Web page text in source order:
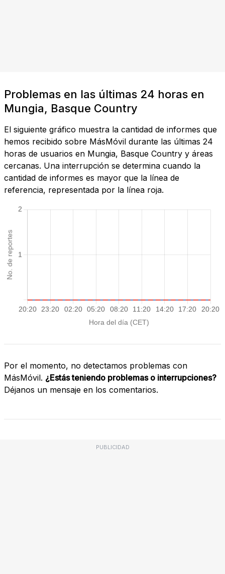
Problemas en las últimas 24 horas en
Mungia, Basque Country
El siguiente gráfico muestra la cantidad de informes que
hemos recibido sobre MásMóvil durante las últimas 24
horas de usuarios en Mungia, Basque Country y áreas
cercanas. Una interrupción se determina cuando la
cantidad de informes es mayor que la línea de
referencia, representada por la línea roja.
Por el momento, no detectamos problemas con
MásMóvil. ¿Estás teniendo problemas o interrupciones?
Déjanos un mensaje en los comentarios.
PUBLICIDAD